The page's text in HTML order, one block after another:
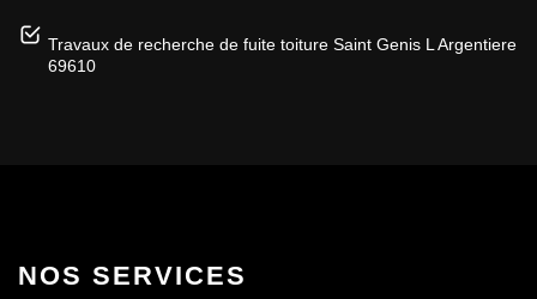
Travaux de recherche de fuite toiture Saint Genis L Argentiere
69610
NOS SERVICES